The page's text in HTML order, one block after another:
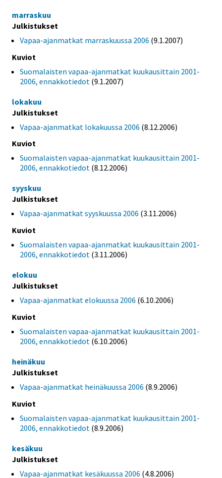
marraskuu
Julkistukset
Vapaa-ajanmatkat marraskuussa 2006 (9.1.2007)
Kuviot
Suomalaisten vapaa-ajanmatkat kuukausittain 2001-
2006, ennakkotiedot (9.1.2007)
lokakuu
Julkistukset
Vapaa-ajanmatkat lokakuussa 2006 (8.12.2006)
Kuviot
Suomalaisten vapaa-ajanmatkat kuukausittain 2001-
2006, ennakkotiedot (8.12.2006)
syyskuu
Julkistukset
Vapaa-ajanmatkat syyskuussa 2006 (3.11.2006)
Kuviot
Suomalaisten vapaa-ajanmatkat kuukausittain 2001-
2006, ennakkotiedot (3.11.2006)
elokuu
Julkistukset
Vapaa-ajanmatkat elokuussa 2006 (6.10.2006)
Kuviot
Suomalaisten vapaa-ajanmatkat kuukausittain 2001-
2006, ennakkotiedot (6.10.2006)
heinäkuu
Julkistukset
Vapaa-ajanmatkat heinäkuussa 2006 (8.9.2006)
Kuviot
Suomalaisten vapaa-ajanmatkat kuukausittain 2001-
2006, ennakkotiedot (8.9.2006)
kesäkuu
Julkistukset
Vapaa-ajanmatkat kesäkuussa 2006 (4.8.2006)